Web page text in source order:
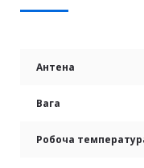
Антена
Вага
Робоча